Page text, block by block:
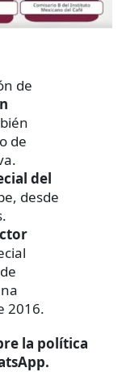
de
de
del
desde
2016.
la política